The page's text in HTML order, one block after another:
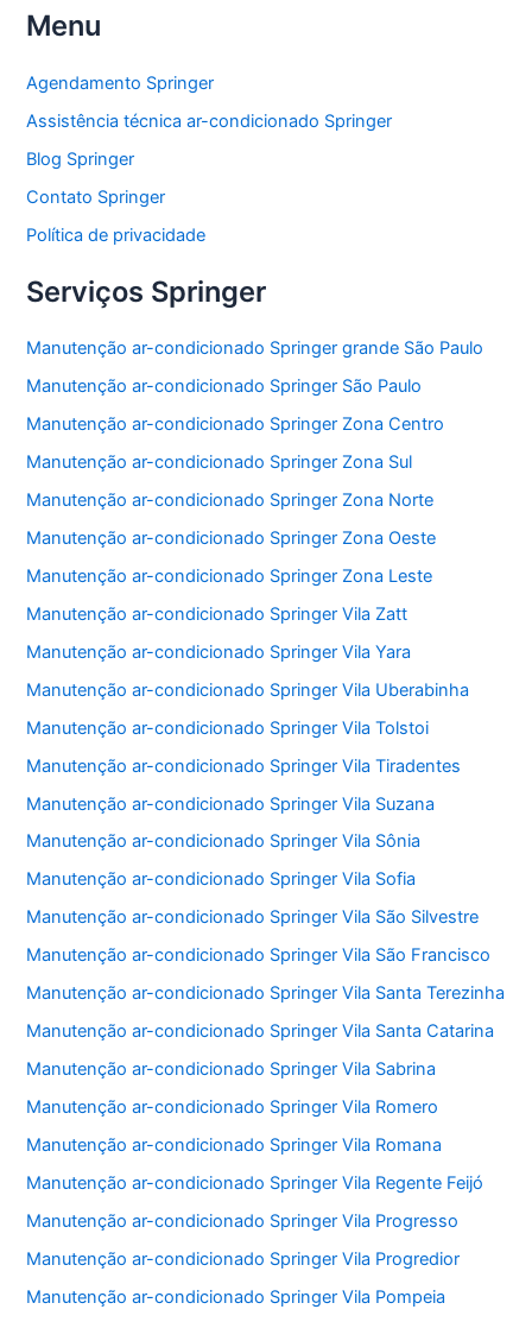
c
e
b
o
o
k
er s
A
p
l
Menu
Agendamento Springer
Assistência técnica ar-condicionado Springer
Blog Springer
Contato Springer
Política de privacidade
Serviços Springer
Manutenção ar-condicionado Springer grande São Paulo
Manutenção ar-condicionado Springer São Paulo
Manutenção ar-condicionado Springer Zona Centro
Manutenção ar-condicionado Springer Zona Sul
Manutenção ar-condicionado Springer Zona Norte
Manutenção ar-condicionado Springer Zona Oeste
Manutenção ar-condicionado Springer Zona Leste
Manutenção ar-condicionado Springer Vila Zatt
Manutenção ar-condicionado Springer Vila Yara
Manutenção ar-condicionado Springer Vila Uberabinha
Manutenção ar-condicionado Springer Vila Tolstoi
Manutenção ar-condicionado Springer Vila Tiradentes
Manutenção ar-condicionado Springer Vila Suzana
Manutenção ar-condicionado Springer Vila Sônia
Manutenção ar-condicionado Springer Vila Sofia
Manutenção ar-condicionado Springer Vila São Silvestre
Manutenção ar-condicionado Springer Vila São Francisco
Manutenção ar-condicionado Springer Vila Santa Terezinha
Manutenção ar-condicionado Springer Vila Santa Catarina
Manutenção ar-condicionado Springer Vila Sabrina
Manutenção ar-condicionado Springer Vila Romero
Manutenção ar-condicionado Springer Vila Romana
Manutenção ar-condicionado Springer Vila Regente Feijó
Manutenção ar-condicionado Springer Vila Progresso
Manutenção ar-condicionado Springer Vila Progredior
Manutenção ar-condicionado Springer Vila Pompeia